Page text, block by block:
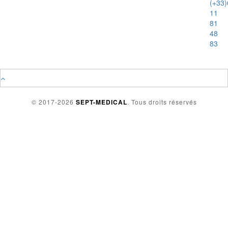
11
81
48
83
© 2017-2026 SEPT-MEDICAL. Tous droits réservés